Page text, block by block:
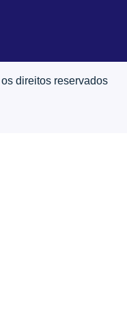
direitos reservados